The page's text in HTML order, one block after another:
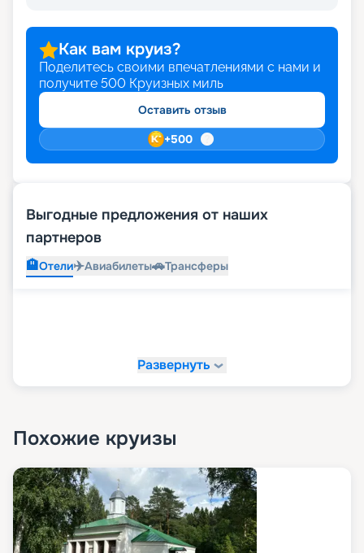
Как вам круиз?
Поделитесь своими впечатлениями с нами и
получите 500 Круизных миль
Оставить отзыв
+500
Выгодные предложения от наших
партнеров
🏨Отели✈️Авиабилеты🚗Трансферы
Развернуть
Похожие круизы